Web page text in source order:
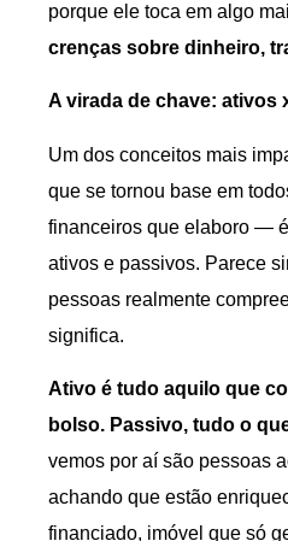
porque ele toca em algo
crenças sobre dinheiro,
A virada de chave: ativos
Um dos conceitos mais
que se tornou base em
financeiros que elaboro —
ativos e passivos. Parece
pessoas realmente
significa.
Ativo é tudo aquilo que
bolso. Passivo, tudo o
vemos por aí são pessoas
achando que estão
financiado, imóvel que só